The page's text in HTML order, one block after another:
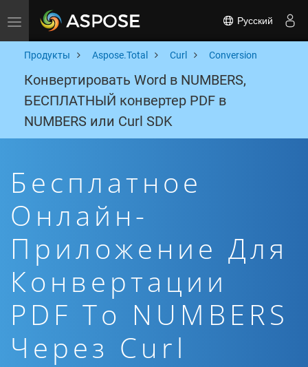
Toggle navigation Русский
Продукты Aspose.Total Curl Conversion
Конвертировать Word в NUMBERS,
БЕСПЛАТНЫЙ конвертер PDF в
NUMBERS или Curl SDK
Бесплатное
Онлайн-
Приложение Для
Конвертации
PDF To NUMBERS
Через Curl